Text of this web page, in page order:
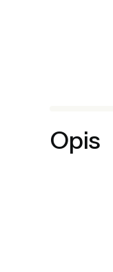
Opis